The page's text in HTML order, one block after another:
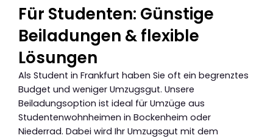
Für Studenten: Günstige
Beiladungen & flexible
Lösungen
Als Student in Frankfurt haben Sie oft ein begrenztes
Budget und weniger Umzugsgut. Unsere
Beiladungsoption ist ideal für Umzüge aus
Studentenwohnheimen in Bockenheim oder
Niederrad. Dabei wird Ihr Umzugsgut mit dem